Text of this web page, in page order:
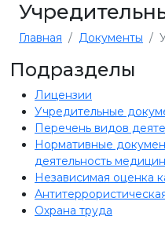
Главная Документы
Подразделы
Лицензии
Учредительные
Перечень видов
Нормативные
деятельность
Независимая оценка
Охрана труда